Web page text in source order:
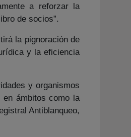
a reforzar la
de socios”.
la pignoración de
y la eficiencia
y organismos
ámbitos como la
Antiblanqueo,